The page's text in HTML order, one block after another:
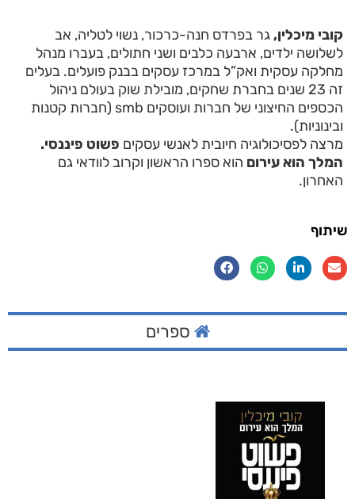
קובי מיכלין,גר בפרדס חנה-כרכור, נשוי לטליה, אב
לשלושה ילדים, ארבעה כלבים ושני חתולים, בעברו מנהל
מחלקה עסקית ואק”ל במרכז עסקים בבנק פועלים. בעלים
זה 23 שנים בחברת שחקים, מובילת שוק בעולם ניהול
הכספים החיצוני של חברות ועוסקים smb (חברות קטנות
ובינוניות).
מרצה לפסיכולוגיה חיובית לאנשי עסקים פשוט פיננסי.
המלך הוא עירום הוא ספרו הראשון וקרוב לוודאי גם
האחרון.
שיתוף
ספרים